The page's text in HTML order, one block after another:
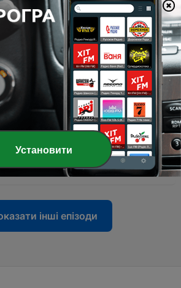
Around The World with Above &
Around The World with Above &
Around The World with Above &
Around The World with Above &
інші епізоди
Установити